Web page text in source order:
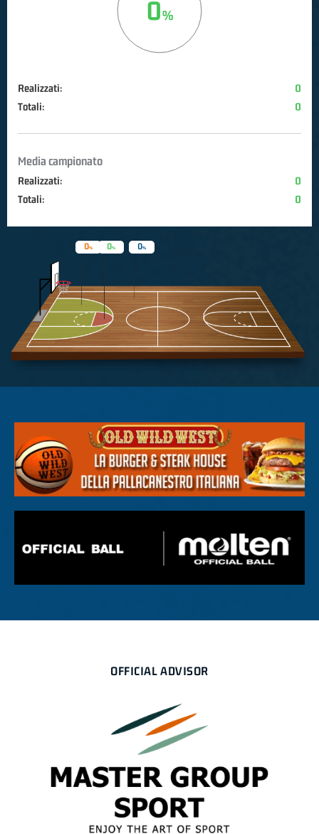
0
Realizzati:
0
Totali:
0
Media campionato
Realizzati:
0
Totali:
0
0
0 0
OFFICIAL ADVISOR